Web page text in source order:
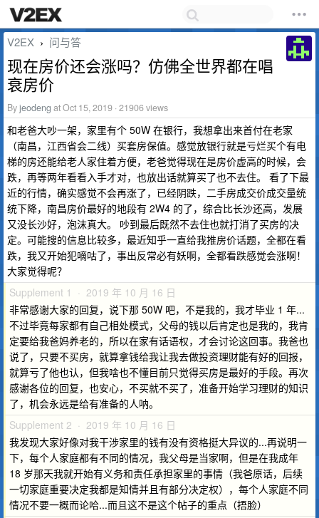
V2EX › 问与答
现在房价还会涨吗？仿佛全世界都在唱
衰房价
Byjeodeng at Oct 15, 2019 · 21906 views
和老爸大吵一架，家里有个 50W 在银行，我想拿出来首付在老家
（南昌，江西省会二线）买套房保值。感觉放银行就是亏烂买个有电
梯的房还能给老人家住着方便，老爸觉得现在是房价虚高的时候，会
跌，再等两年看看入手才对，也放出话就算买了也不去住。 看了下最
近的行情，确实感觉不会再涨了，已经阴跌，二手房成交价成交量统
统下降，南昌房价最好的地段有 2W4 的了，综合比长沙还高，发展
又没长沙好，泡沫真大。 吵到最后既然不去住也就打消了买房的决
定。可能搜的信息比较多，最近知乎一直给我推房价话题，全都在看
跌，我又开始犯嘀咕了，事出反常必有妖啊，全都看跌感觉会涨啊！
大家觉得呢？
Supplement 1 · 2019 年 10 月 16 日
非常感谢大家的回复，说下那 50W 吧，不是我的，我才毕业 1 年...
不过毕竟每家都有自己相处模式，父母的钱以后肯定也是我的，我肯
定要给我爸妈养老的，所以在家有话语权，才会讨论这回事。我爸也
说了，只要不买房，就算拿钱给我让我去做投资理财能有好的回报，
就算亏了他也认，但我啥也不懂目前只觉得买房是最好的手段。再次
感谢各位的回复，也安心，不买就不买了，准备开始学习理财的知识
了，机会永远是给有准备的人呐。
Supplement 2 · 2019 年 10 月 16 日
我发现大家好像对我干涉家里的钱有没有资格挺大异议的...再说明一
下，每个人家庭都有不同的情况，我父母是当家啊，但是在我成年
18 岁那天我就开始有义务和责任承担家里的事情（我爸原话，后续
一切家庭重要决定我都是知情并且有部分决定权），每个人家庭不同
情况不要一概而论哈...而且这不是这个帖子的重点（捂脸）